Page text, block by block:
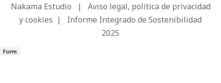
Nakama Estudio | Aviso legal, política de privacidad
y cookies | Informe Integrado de Sostenibilidad
2025
Form